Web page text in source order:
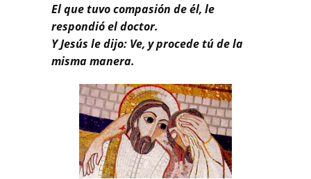
El que tuvo compasión de él, le
respondió el doctor.
Y Jesús le dijo: Ve, y procede tú de la
misma manera.